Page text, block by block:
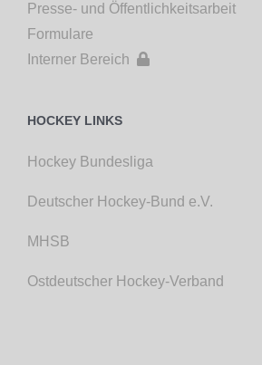
Presse- und Öffentlichkeitsarbeit
Formulare
Interner Bereich 
HOCKEY LINKS
Hockey Bundesliga
Deutscher Hockey-Bund e.V.
MHSB
Ostdeutscher Hockey-Verband